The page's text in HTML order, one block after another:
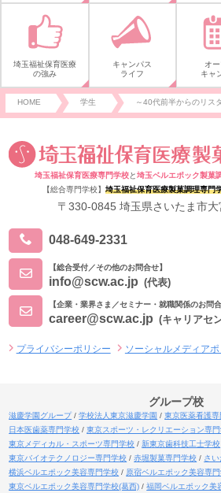
埼玉福祉保育医療
の強み
キャンパス
ライフ
オ
キャ
HOME 学生 ～40代前半からのリス
埼玉福祉保育医療専門学校と埼玉ベルエポック製菓
【総合専門学校】 埼玉福祉保育医療製菓調理専門
〒330-0845 埼玉県さいたま市
048-649-2331
【総合受付／その他のお問合せ】
info@scw.ac.jp (代表)
【企業・業界さま／セミナー・就職関係のお問
career@scw.ac.jp (キャリアセ
プライバシーポリシー ソーシャルメディアポ
グループ校
滋慶学園グループ 学校法人東京滋慶学園 東京医薬看護専
日本医歯薬専門学校
東京スポーツ・レクリエーション専門
東京メディカル・スポーツ専門学校
新東京歯科技工士学校
東京バイオテクノロジー専門学校
赤堀製菓専門学校
さ
横浜ベルエポック美容専門学校
原宿ベルエポック美容専門
東京ベルエポック美容専門学校(葛西)
福岡ベルエポック美